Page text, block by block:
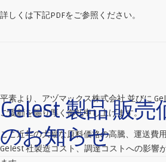
詳しくは下記PDFをご参照ください。
Gelest 製品 販売
のお知らせ
平素より、アヅマックス株式会社 並びに
ご愛顧を賜り厚く御礼申し上げます。
ここ近年の大幅な原料価格の高騰、運送費
Gelest 社製造コスト、調達コストへの影響